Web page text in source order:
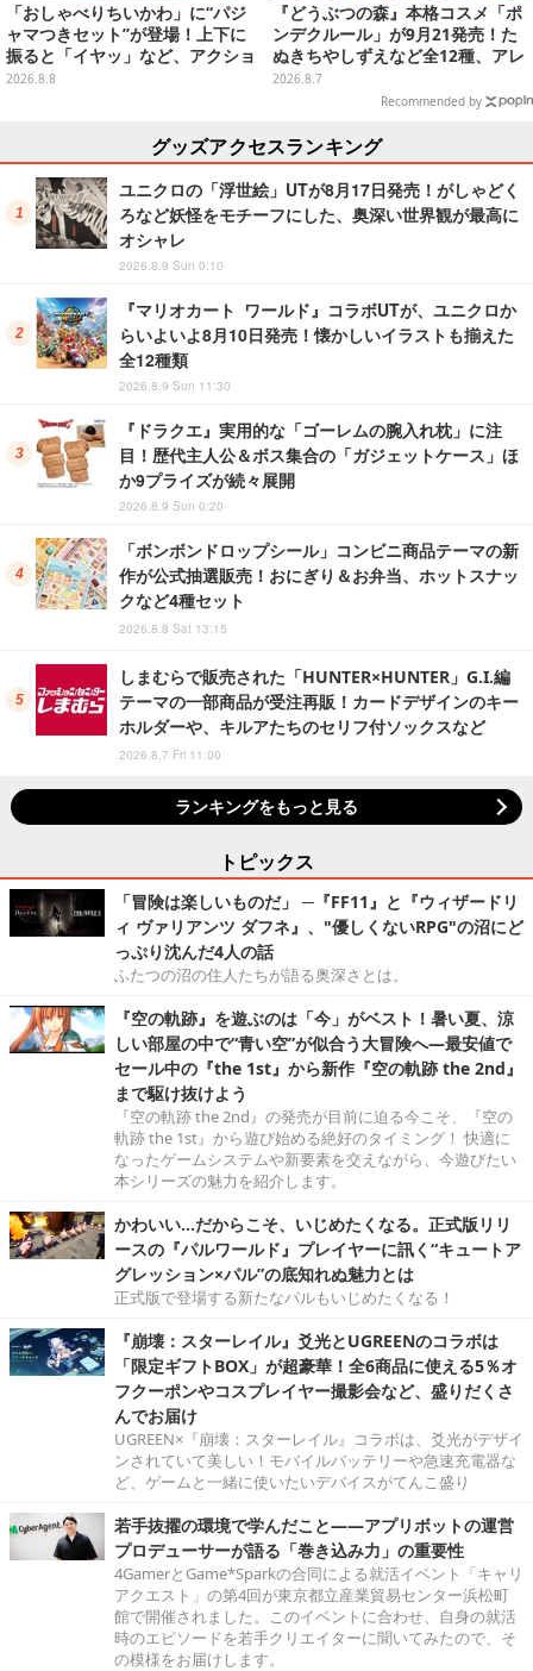
「おしゃべりちいかわ」に“パジ
ャマつきセット”が登場！上下に
振ると「イヤッ」など、アクショ
ンに応じて喋ってくれる
2026.8.8
『どうぶつの森』本格コスメ「ポ
ンデクルール」が9月21発売！た
ぬきちやしずえなど全12種、アレ
ンジできるリアクションシールも
2026.8.7
Recommended by
グッズアクセスランキング
ユニクロの「浮世絵」UTが8月17日発売！がしゃどく
ろなど妖怪をモチーフにした、奥深い世界観が最高に
オシャレ
2026.8.9 Sun 0:10
『マリオカート ワールド』コラボUTが、ユニクロか
らいよいよ8月10日発売！懐かしいイラストも揃えた
全12種類
2026.8.9 Sun 11:30
『ドラクエ』実用的な「ゴーレムの腕入れ枕」に注
目！歴代主人公＆ボス集合の「ガジェットケース」ほ
か9プライズが続々展開
2026.8.9 Sun 0:20
「ボンボンドロップシール」コンビニ商品テーマの新
作が公式抽選販売！おにぎり＆お弁当、ホットスナッ
クなど4種セット
2026.8.8 Sat 13:15
しまむらで販売された「HUNTER×HUNTER」G.I.編
テーマの一部商品が受注再販！カードデザインのキー
ホルダーや、キルアたちのセリフ付ソックスなど
2026.8.7 Fri 11:00
ランキングをもっと見る
トピックス
「冒険は楽しいものだ」 ─『FF11』と『ウィザードリ
ィ ヴァリアンツ ダフネ』、"優しくないRPG"の沼にど
っぷり沈んだ4人の話
ふたつの沼の住人たちが語る奥深さとは。
『空の軌跡』を遊ぶのは「今」がベスト！暑い夏、涼
しい部屋の中で“青い空”が似合う大冒険へ―最安値で
セール中の『the 1st』から新作『空の軌跡 the 2nd』
まで駆け抜けよう
『空の軌跡 the 2nd』の発売が目前に迫る今こそ、『空の
軌跡 the 1st』から遊び始める絶好のタイミング！ 快適に
なったゲームシステムや新要素を交えながら、今遊びたい
本シリーズの魅力を紹介します。
かわいい…だからこそ、いじめたくなる。正式版リリ
ースの『パルワールド』プレイヤーに訊く“キュートア
グレッション×パル”の底知れぬ魅力とは
正式版で登場する新たなパルもいじめたくなる！
『崩壊：スターレイル』爻光とUGREENのコラボは
「限定ギフトBOX」が超豪華！全6商品に使える5％オ
フクーポンやコスプレイヤー撮影会など、盛りだくさ
んでお届け
UGREEN×『崩壊：スターレイル』コラボは、爻光がデザイ
ンされていて美しい！モバイルバッテリーや急速充電器な
ど、ゲームと一緒に使いたいデバイスがてんこ盛り
若手抜擢の環境で学んだこと――アプリボットの運営
プロデューサーが語る「巻き込み力」の重要性
4GamerとGame*Sparkの合同による就活イベント「キャリ
アクエスト」の第4回が東京都立産業貿易センター浜松町
館で開催されました。このイベントに合わせ、自身の就活
時のエピソードを若手クリエイターに聞いてみたので、そ
の模様をお届けします。